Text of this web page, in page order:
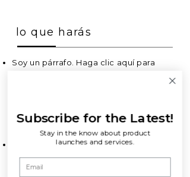
lo que harás
Soy un párrafo. Haga clic aquí para
sepan un poco más sobre ti.
Soy un párrafo. Haga clic aquí para
agregar su propio texto y editarme. Es
fácil. Simplemente haga clic en "Editar
Subscribe for the Latest!
Stay in the know about product
launches and services.